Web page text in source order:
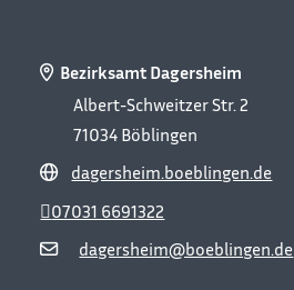
Bezirksamt Dagersheim
Albert-Schweitzer Str. 2
71034 Böblingen
dagersheim.boeblingen.de
dagersheim@boeblingen.de
07031 6691322